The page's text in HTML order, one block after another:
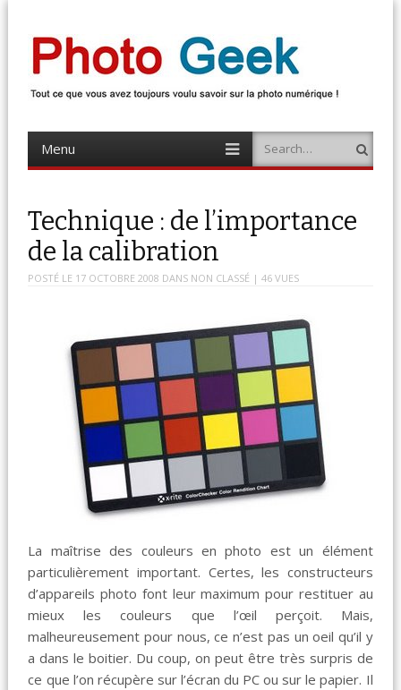
Photo Geek
Menu
content
Search
Technique : de l’importance
de la calibration
POSTÉ LE 17 OCTOBRE 2008 DANS NON CLASSÉ | 46 VUES
La maîtrise des couleurs en photo est un élément
particulièrement important. Certes, les constructeurs
d’appareils photo font leur maximum pour restituer au
mieux les couleurs que l’œil perçoit. Mais,
malheureusement pour nous, ce n’est pas un oeil qu’il y
a dans le boitier. Du coup, on peut être très surpris de
ce que l’on récupère sur l’écran du PC ou sur le papier. Il